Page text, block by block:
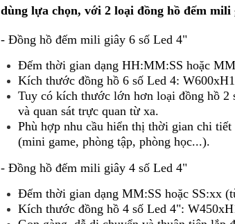
dùng lựa chọn, với 2 loại đồng hồ đếm mili
- Đồng hồ đếm mili giây 6 số Led 4"
Đếm thời gian dạng HH:MM:SS hoặc
Kích thước đồng hồ 6 số Led 4:
Tuy có kích thước lớn hơn loại đồng hồ 2
và quan sát trực quan từ xa.
Phù hợp nhu cầu hiển thị thời gian chi
(mini game, phòng tập, phòng học...).
- Đồng hồ đếm mili giây 4 số Led 4"
Đếm thời gian dạng MM:SS hoặc SS:xx
Kích thước đồng hồ 4 số Led 4":